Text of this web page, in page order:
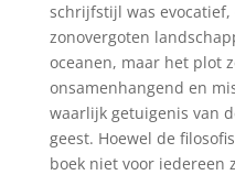
schrijfstijl was
zonovergoten
oceanen, maar het plot
onsamenhangend en
waarlijk getuigenis van
geest. Hoewel de
boek niet voor iedereen